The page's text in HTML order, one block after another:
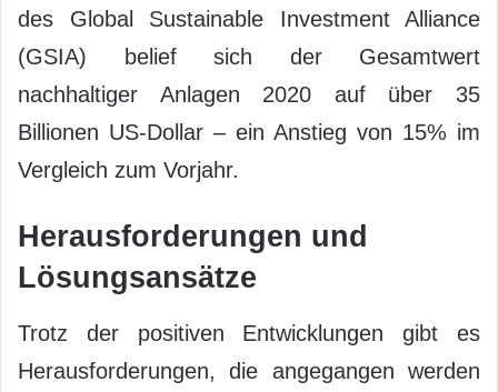
des Global Sustainable Investment Alliance
(GSIA) belief sich der Gesamtwert
nachhaltiger Anlagen 2020 auf über 35
Billionen US-Dollar – ein Anstieg von 15% im
Vergleich zum Vorjahr.
Herausforderungen und
Lösungsansätze
Trotz der positiven Entwicklungen gibt es
Herausforderungen, die angegangen werden